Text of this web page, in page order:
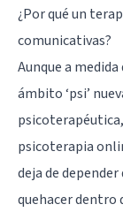
¿Por qué un
comunicativas?
Aunque a
ámbito ‘psi’
psicoterapia
deja de
quehacer dentro